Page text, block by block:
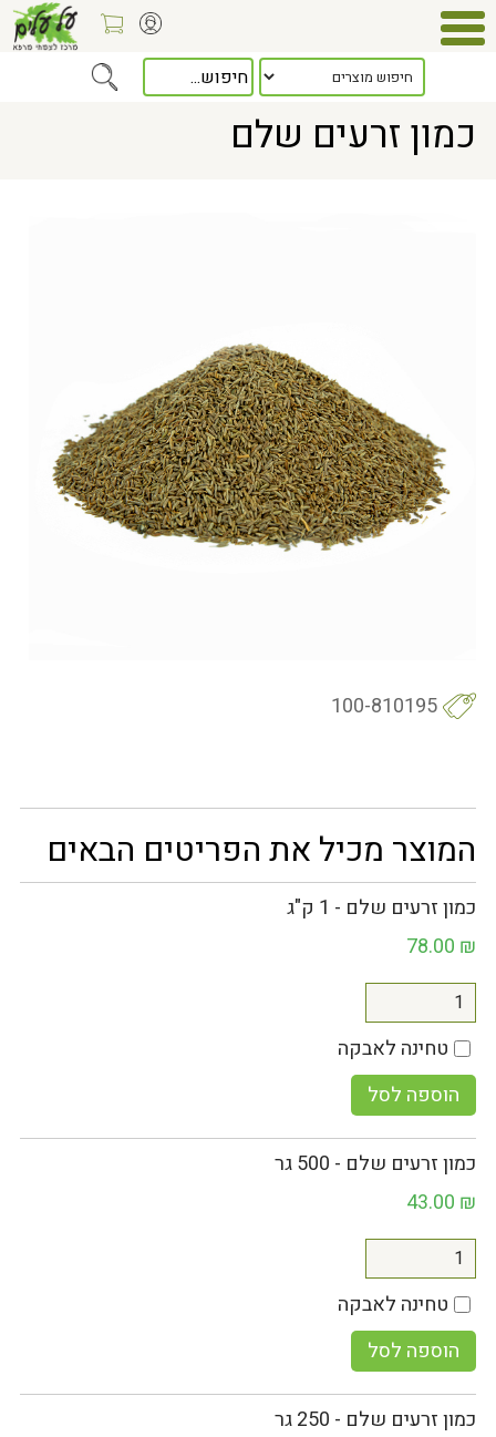
> כמון זרעים שלם
כמון זרעים שלם
100-810195
המוצר מכיל את הפריטים הבאים
כמון זרעים שלם - 1 ק"ג
78.00 ₪
טחינה לאבקה
הוספה לסל
כמון זרעים שלם - 500 גר
43.00 ₪
טחינה לאבקה
הוספה לסל
כמון זרעים שלם - 250 גר